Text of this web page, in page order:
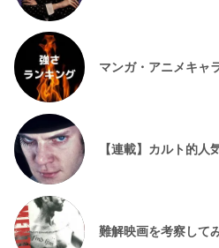
マンガ・アニメキャ
【連載】カルト的人
難解映画を考察して